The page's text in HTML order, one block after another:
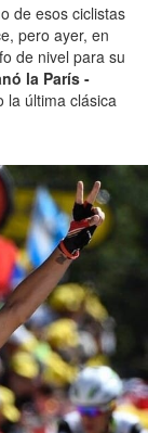
de esos ciclistas
pero ayer, en
de nivel para su
la París -
la última clásica